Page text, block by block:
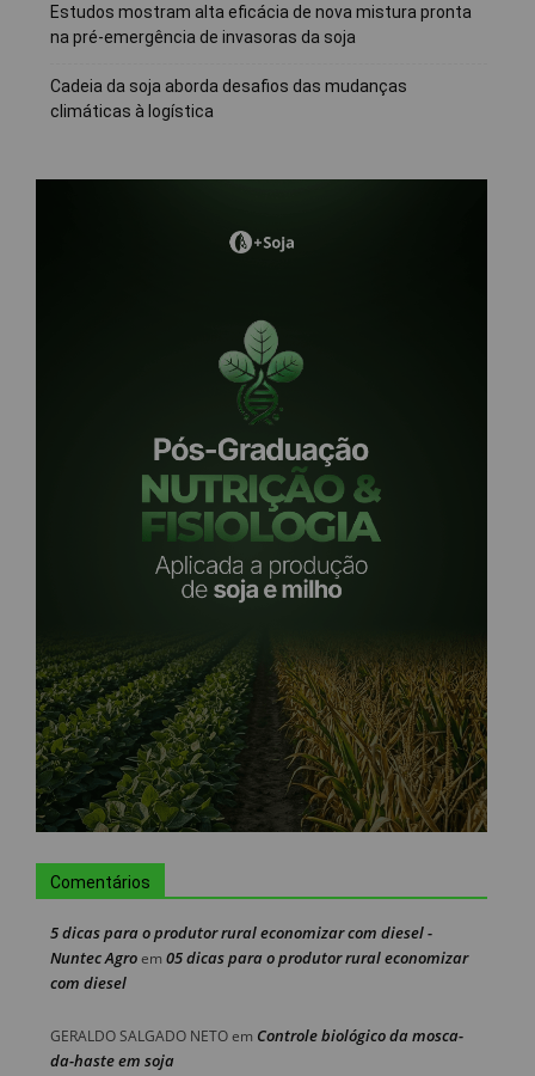
Estudos mostram alta eficácia de nova mistura pronta
na pré-emergência de invasoras da soja
Cadeia da soja aborda desafios das mudanças
climáticas à logística
Comentários
5 dicas para o produtor rural economizar com diesel -
Nuntec Agroem 05 dicas para o produtor rural economizar
com diesel
GERALDO SALGADO NETOem Controle biológico da mosca-
da-haste em soja